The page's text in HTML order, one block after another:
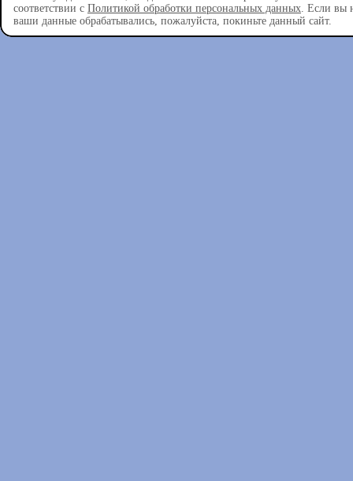
соответствии с Политикой обработки персональных данных. Если вы
ваши данные обрабатывались, пожалуйста, покиньте данный сайт.